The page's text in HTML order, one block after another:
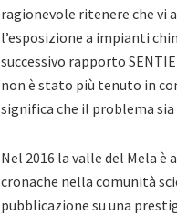
ragionevole ritenere che vi
l’esposizione a impianti
successivo rapporto
non è stato più tenuto in
significa che il problema
Nel 2016 la valle del Mela è
cronache nella comunità
pubblicazione su una